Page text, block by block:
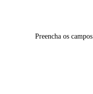
Preencha os